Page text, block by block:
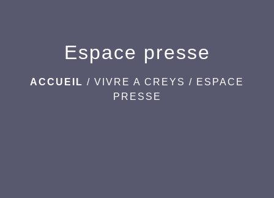
Espace presse
ACCUEIL / VIVRE A CREYS / ESPACE
PRESSE